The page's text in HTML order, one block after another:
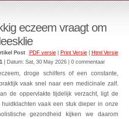
eczeem vraagt om
PDF versie| Print Versie| Html Versie
Post
| Datum:Sat, 30 May 2026 | 0 commentaar
droge schilfers of een constante,
vaak snel naar een medicinale zalf.
de oppervlakte tijdelijk verzacht, ligt de
vaak een stuk dieper in onze
gezondheid kijken we daarom